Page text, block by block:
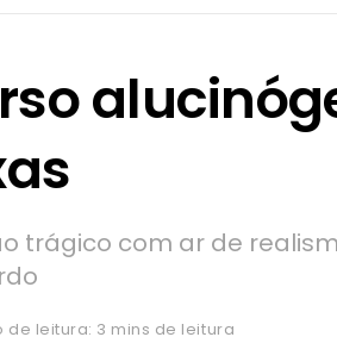
trágico com ar de
de leitura: 3 mins de leitura